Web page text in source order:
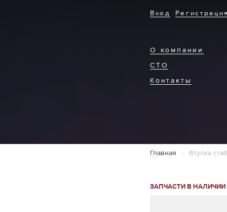
О компании
СТО
Контакты
Вход
Главная Втулка
ЗАПЧАСТИ В НАЛИЧИИ